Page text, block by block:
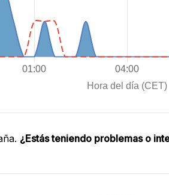
¿Estás teniendo problemas o